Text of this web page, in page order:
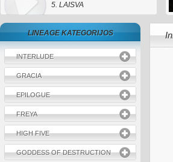
5. LAISVA
LINEAGE KATEGORIJOS
INTERLUDE
GRACIA
EPILOGUE
FREYA
HIGH FIVE
GODDESS OF DESTRUCTION